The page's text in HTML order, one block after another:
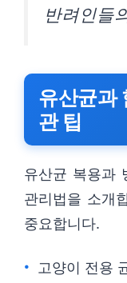
반려인들
유산균과
관 팁
유산균 복용과
관리법을 소개
중요합니다.
고양이 전용